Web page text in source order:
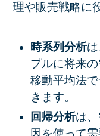
理や販売戦略に
時系列分析
プルに将来
移動平均法
きます。
回帰分析は
因を使って